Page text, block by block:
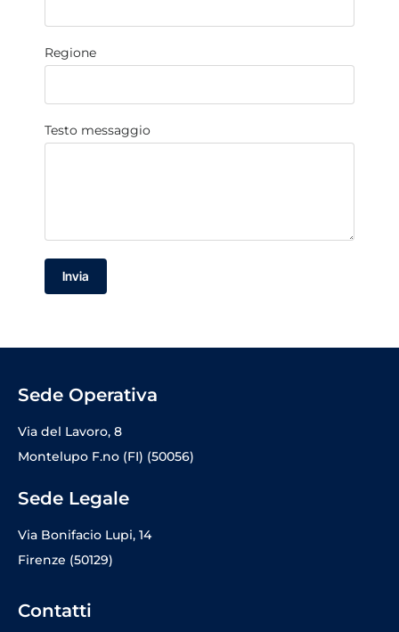
Regione
Testo messaggio
Invia
Sede Operativa
Via del Lavoro, 8
Montelupo F.no (FI) (50056)
Sede Legale
Via Bonifacio Lupi, 14
Firenze (50129)
Contatti